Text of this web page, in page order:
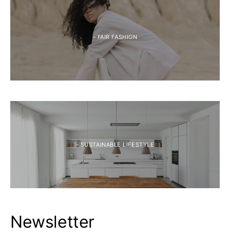
- FAIR FASHION
- SUSTAINABLE LIFESTYLE
Newsletter